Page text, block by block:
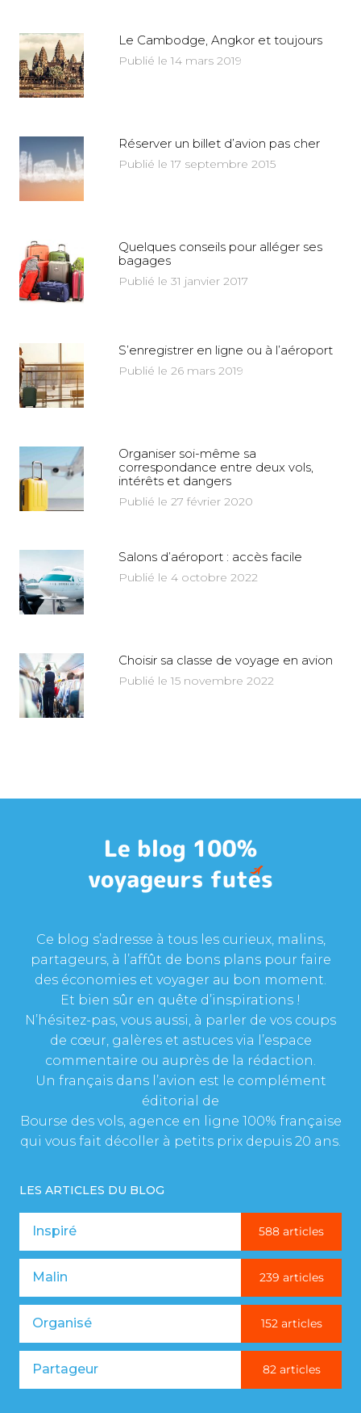
Le Cambodge, Angkor et toujours
Publié le 14 mars 2019
Réserver un billet d’avion pas cher
Publié le 17 septembre 2015
Quelques conseils pour alléger ses
bagages
Publié le 31 janvier 2017
S’enregistrer en ligne ou à l’aéroport
Publié le 26 mars 2019
Organiser soi-même sa
correspondance entre deux vols,
intérêts et dangers
Publié le 27 février 2020
Salons d’aéroport : accès facile
Publié le 4 octobre 2022
Choisir sa classe de voyage en avion
Publié le 15 novembre 2022
Ce blog s’adresse à tous les curieux, malins,
partageurs, à l’affût de bons plans pour faire
des économies et voyager au bon moment.
Et bien sûr en quête d’inspirations !
N’hésitez-pas, vous aussi, à parler de vos coups
de cœur, galères et astuces via l’espace
commentaire ou auprès de la rédaction.
Un français dans l’avion est le complément
éditorial de
Bourse des vols, agence en ligne 100% française
qui vous fait décoller à petits prix depuis 20 ans.
LES ARTICLES DU BLOG
Inspiré 588 articles
Malin 239 articles
Organisé 152 articles
Partageur 82 articles